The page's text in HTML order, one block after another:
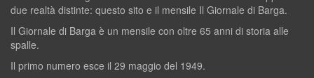
due realtà distinte: questo sito e il mensile Il Giornale di Barga.
Il Giornale di Barga è un mensile con oltre 65 anni di storia alle
spalle.
Il primo numero esce il 29 maggio del 1949.